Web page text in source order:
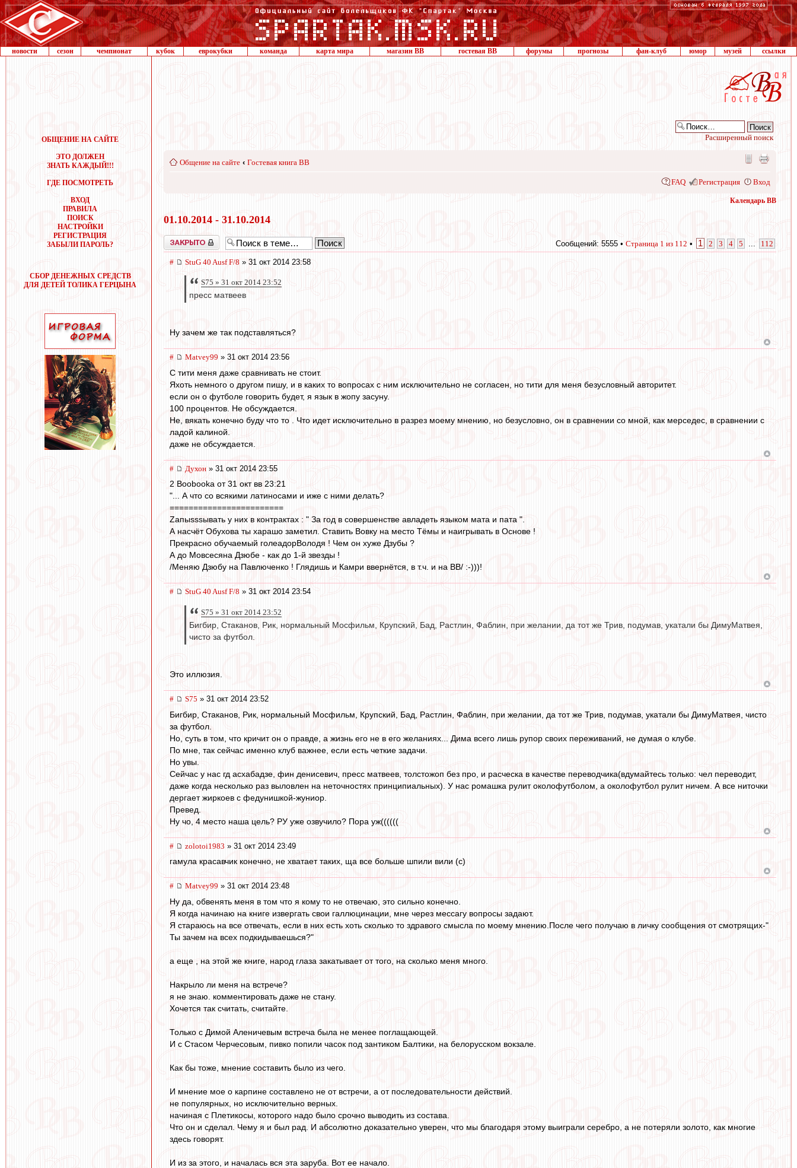
новости сезон чемпионат кубок еврокубки команда карта мира магазин ВВ гостевая ВВ форумы прогнозы фан-клуб юмор музей ссылки
ОБЩЕНИЕ НА САЙТЕ
ЭТО ДОЛЖЕН
ЗНАТЬ КАЖДЫЙ!!!
ГДЕ ПОСМОТРЕТЬ
ВХОД
ПРАВИЛА
ПОИСК
НАСТРОЙКИ
РЕГИСТРАЦИЯ
ЗАБЫЛИ ПАРОЛЬ?
СБОР ДЕНЕЖНЫХ СРЕДСТВ
ДЛЯ ДЕТЕЙ ТОЛИКА ГЕРЦЫНА
Расширенный поиск
Общение на сайте ‹ Гостевая книга ВВ
FAQ Регистрация Вход
Календарь ВВ
01.10.2014 - 31.10.2014
Закрыто Сообщений: 5555 • Страница 1 из 112 • 1 2 3 4 5 112
# StuG 40 Ausf F/8 » 31 окт 2014 23:58
S75 » 31 окт 2014 23:52
пресс матвеев
Ну зачем же так подставляться?
# Matvey99 » 31 окт 2014 23:56
С тити меня даже сравнивать не стоит.
Яхоть немного о другом пишу, и в каких то вопросах с ним исключительно не согласен, но тити для меня безусловный авторитет.
если он о футболе говорить будет, я язык в жопу засуну.
100 процентов. Не обсуждается.
Не, вякать конечно буду что то . Что идет исключительно в разрез моему мнению, но безусловно, он в сравнении со мной, как мерседес, в сравнении с
ладой калиной.
даже не обсуждается.
# Духон » 31 окт 2014 23:55
2 Boobooka от 31 окт вв 23:21
"... А что со всякими латиносами и иже с ними делать?
========================
Zапыsssывать у них в контрактах : " За год в совершенстве авладеть языком мата и пата ".
А насчёт Обухова ты харашо заметил. Ставить Вовку на место Тёмы и наигрывать в Основе !
Прекрасно обучаемый голеадорВолодя ! Чем он хуже Дзубы ?
А до Мовсесяна Дзюбе - как до 1-й звезды !
/Меняю Дзюбу на Павлюченко ! Глядишь и Камри ввернётся, в т.ч. и на ВВ/ :-)))!
# StuG 40 Ausf F/8 » 31 окт 2014 23:54
S75 » 31 окт 2014 23:52
Бигбир, Стаканов, Рик, нормальный Мосфильм, Крупский, Бад, Растлин, Фаблин, при желании, да тот же Трив, подумав, укатали бы ДимуМатвея,
чисто за футбол.
Это иллюзия.
# S75 » 31 окт 2014 23:52
Бигбир, Стаканов, Рик, нормальный Мосфильм, Крупский, Бад, Растлин, Фаблин, при желании, да тот же Трив, подумав, укатали бы ДимуМатвея, чисто
за футбол.
Но, суть в том, что кричит он о правде, а жизнь его не в его желаниях... Дима всего лишь рупор своих переживаний, не думая о клубе.
По мне, так сейчас именно клуб важнее, если есть четкие задачи.
Но увы.
Сейчас у нас гд асхабадзе, фин денисевич, пресс матвеев, толстожоп без про, и расческа в качестве переводчика(вдумайтесь только: чел переводит,
даже когда несколько раз выловлен на неточностях принципиальных). У нас ромашка рулит околофутболом, а околофутбол рулит ничем. А все ниточки
дергает жиркоев с федунишкой-жуниор.
Превед.
Ну чо, 4 место наша цель? РУ уже озвучило? Пора уж((((((
# zolotoi1983 » 31 окт 2014 23:49
гамула красавчик конечно, не хватает таких, ща все больше шпили вили (с)
# Matvey99 » 31 окт 2014 23:48
Ну да, обвенять меня в том что я кому то не отвечаю, это сильно конечно.
Я когда начинаю на книге извергать свои галлюцинации, мне через мессагу вопросы задают.
Я стараюсь на все отвечать, если в них есть хоть сколько то здравого смысла по моему мнению.После чего получаю в личку сообщения от смотрящих-"
Ты зачем на всех подкидываешься?"
а еще , на этой же книге, народ глаза закатывает от того, на сколько меня много.
Накрыло ли меня на встрече?
я не знаю. комментировать даже не стану.
Хочется так считать, считайте.
Только с Димой Аленичевым встреча была не менее поглащающей.
И с Стасом Черчесовым, пивко попили часок под зантиком Балтики, на белорусском вокзале.
Как бы тоже, мнение составить было из чего.
И мнение мое о карпине составлено не от встречи, а от последовательности действий.
не популярных, но исключительно верных.
начиная с Плетикосы, которого надо было срочно выводить из состава.
Что он и сделал. Чему я и был рад. И абсолютно доказательно уверен, что мы благодаря этому выиграли серебро, а не потеряли золото, как многие
здесь говорят.
И из за этого, и началась вся эта заруба. Вот ее начало.